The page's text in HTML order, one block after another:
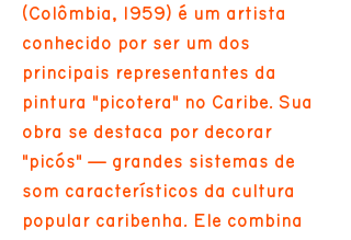
(Colômbia, 1959) é um artista
conhecido por ser um dos
principais representantes da
pintura "picotera" no Caribe. Sua
obra se destaca por decorar
"picós" — grandes sistemas de
som característicos da cultura
popular caribenha. Ele combina